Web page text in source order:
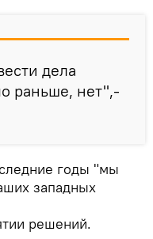
дела
раньше, нет",-
годы "мы
западных
решений.